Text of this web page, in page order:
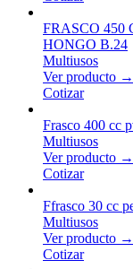
FRASCO 450
HONGO B.24
Multiusos
Ver producto →
Cotizar
Frasco 400 cc
Multiusos
Ver producto →
Cotizar
Ffrasco 30 cc
Multiusos
Ver producto →
Cotizar